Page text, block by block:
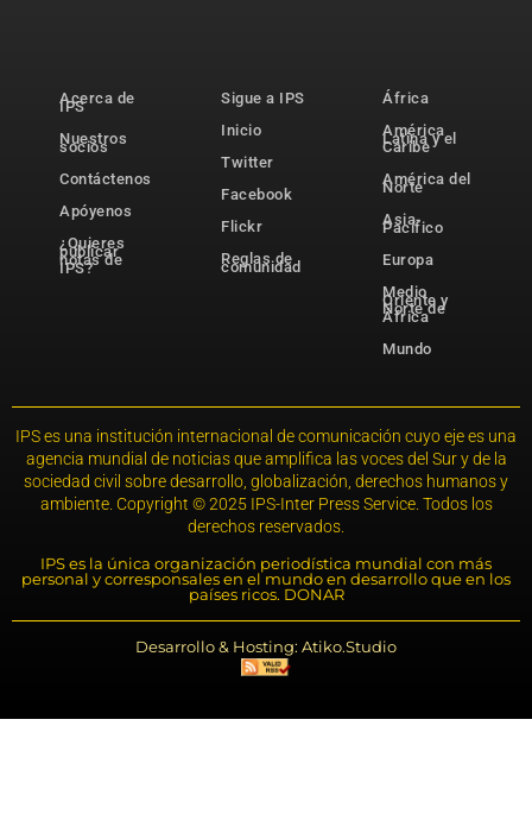
Acerca de
IPS
Nuestros
socios
Contáctenos
Apóyenos
¿Quieres
publicar
notas de
IPS?
Sigue a IPS
Inicio
Twitter
Facebook
Flickr
Reglas de
comunidad
África
América
Latina y el
Caribe
América del
Norte
Asia-
Pacífico
Europa
Medio
Oriente y
Norte de
África
Mundo
IPS es una institución internacional de comunicación cuyo eje es una
agencia mundial de noticias que amplifica las voces del Sur y de la
sociedad civil sobre desarrollo, globalización, derechos humanos y
ambiente. Copyright © 2025 IPS-Inter Press Service. Todos los
derechos reservados.
IPS es la única organización periodística mundial con más
personal y corresponsales en el mundo en desarrollo que en los
países ricos. DONAR
Desarrollo & Hosting: Atiko.Studio